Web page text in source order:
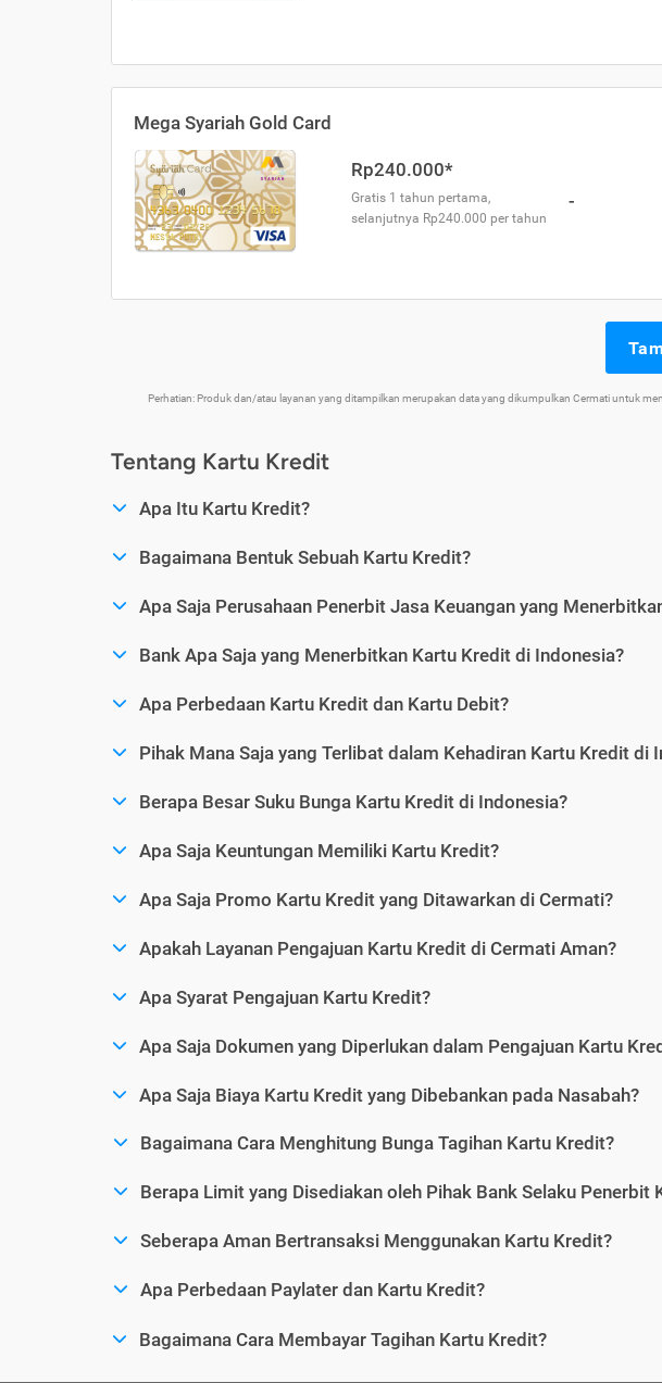
Mega Syariah Gold Card
Rp240.000*
Gratis 1 tahun pertama,
selanjutnya Rp240.000 per tahun
-
Perhatian: Produk dan/atau layanan yang ditampilkan merupakan data yang dikumpulkan Cermati untuk
Tentang Kartu Kredit
Apa Itu Kartu Kredit?
Bagaimana Bentuk Sebuah Kartu Kredit?
Apa Saja Perusahaan Penerbit Jasa Keuangan yang
Bank Apa Saja yang Menerbitkan Kartu Kredit di Indonesia?
Apa Perbedaan Kartu Kredit dan Kartu Debit?
Pihak Mana Saja yang Terlibat dalam Kehadiran Kartu Kredit di
Berapa Besar Suku Bunga Kartu Kredit di Indonesia?
Apa Saja Keuntungan Memiliki Kartu Kredit?
Apa Saja Promo Kartu Kredit yang Ditawarkan di Cermati?
Apakah Layanan Pengajuan Kartu Kredit di Cermati Aman?
Apa Syarat Pengajuan Kartu Kredit?
Apa Saja Dokumen yang Diperlukan dalam Pengajuan Kartu
Apa Saja Biaya Kartu Kredit yang Dibebankan pada Nasabah?
Bagaimana Cara Menghitung Bunga Tagihan Kartu Kredit?
Berapa Limit yang Disediakan oleh Pihak Bank Selaku Penerbit
Seberapa Aman Bertransaksi Menggunakan Kartu Kredit?
Apa Perbedaan Paylater dan Kartu Kredit?
Bagaimana Cara Membayar Tagihan Kartu Kredit?